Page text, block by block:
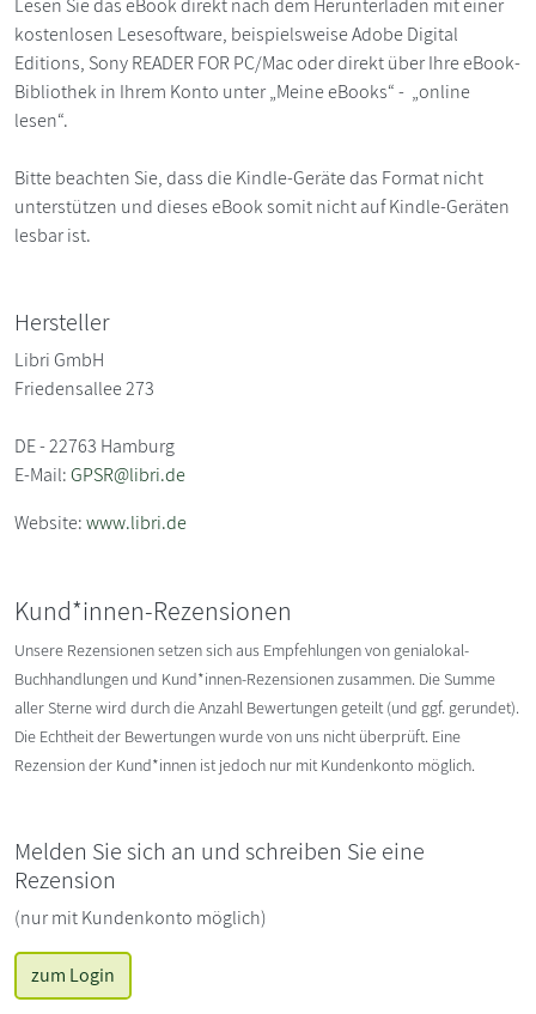
kostenlosen Lesesoftware, beispielsweise Adobe Digital
Editions, Sony READER FOR PC/Mac oder direkt über Ihre eBook-
Bibliothek in Ihrem Konto unter „Meine eBooks“ - „online
lesen“.
Bitte beachten Sie, dass die Kindle-Geräte das Format nicht
unterstützen und dieses eBook somit nicht auf Kindle-Geräten
lesbar ist.
Hersteller
Libri GmbH
Friedensallee 273
DE - 22763 Hamburg
E-Mail:GPSR@libri.de
Website:www.libri.de
Kund*innen-Rezensionen
Unsere Rezensionen setzen sich aus Empfehlungen von genialokal-
Buchhandlungen und Kund*innen-Rezensionen zusammen. Die Summe
aller Sterne wird durch die Anzahl Bewertungen geteilt (und ggf. gerundet).
Die Echtheit der Bewertungen wurde von uns nicht überprüft. Eine
Rezension der Kund*innen ist jedoch nur mit Kundenkonto möglich.
Melden Sie sich an und schreiben Sie eine
Rezension
(nur mit Kundenkonto möglich)
zum Login